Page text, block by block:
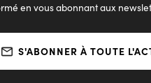
en vous abonnant aux
S'ABONNER À TOUTE